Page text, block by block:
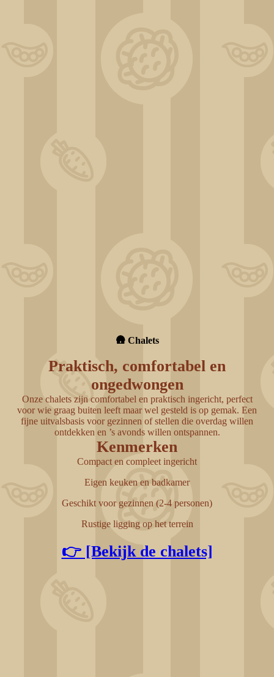
🛖 Chalets
Praktisch, comfortabel en
ongedwongen
Onze chalets zijn comfortabel en praktisch ingericht, perfect
voor wie graag buiten leeft maar wel gesteld is op gemak. Een
fijne uitvalsbasis voor gezinnen of stellen die overdag willen
ontdekken en ’s avonds willen ontspannen.
Kenmerken
Compact en compleet ingericht
Eigen keuken en badkamer
Geschikt voor gezinnen (2-4 personen)
Rustige ligging op het terrein
👉 [Bekijk de chalets]